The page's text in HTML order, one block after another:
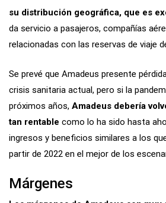
su distribución geográfica, que es
da servicio a pasajeros, compañías
relacionadas con las reservas de viaje
Se prevé que Amadeus presente
crisis sanitaria actual, pero si la
próximos años, Amadeus debería
tan rentable como lo ha sido hasta
ingresos y beneficios similares a los
partir de 2022 en el mejor de los
Márgenes